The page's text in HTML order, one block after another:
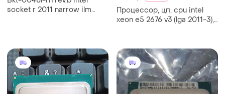
socket r 2011 narrow ilm
Процессор, цп, cpu intel
xeon e5 2676 v3 (lga 2011-3),